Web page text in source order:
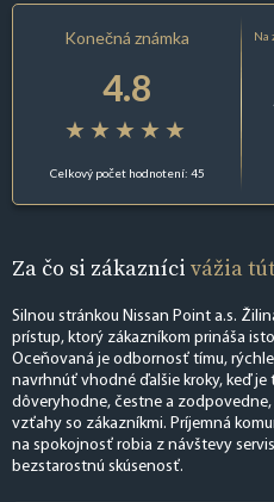
Konečná známka
4.8
Celkový počet hodnotení: 45
Na
Za čo si zákazníci vážia
Silnou stránkou Nissan Point a.s.
prístup, ktorý zákazníkom prináša
Oceňovaná je odbornosť tímu,
navrhnúť vhodné ďalšie kroky, keď
dôveryhodne, čestne a
vzťahy so zákazníkmi. Príjemná
na spokojnosť robia z návštevy
bezstarostnú skúsenosť.